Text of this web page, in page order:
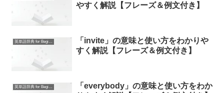
やすく解説【フレーズ＆例文付き】
英単語辞典 for Beginners
「invite」の意味と使い方をわかりや
すく解説【フレーズ＆例文付き】
英単語辞典 for Beginners
「everybody」の意味と使い方をわか